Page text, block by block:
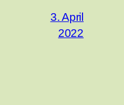
3. April
2022